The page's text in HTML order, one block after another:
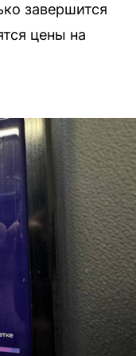
завершится
цены на